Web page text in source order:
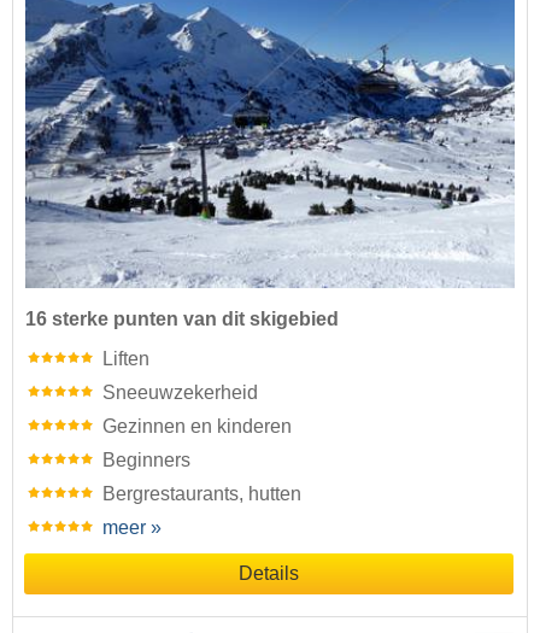
16 sterke punten van dit skigebied
Liften
Sneeuwzekerheid
Gezinnen en kinderen
Beginners
Bergrestaurants, hutten
meer »
Details